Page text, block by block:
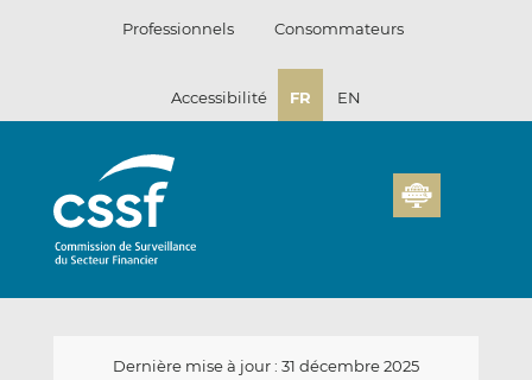
Professionnels Consommateurs
Accessibilité FR EN
Dernière mise à jour : 31 décembre 2025